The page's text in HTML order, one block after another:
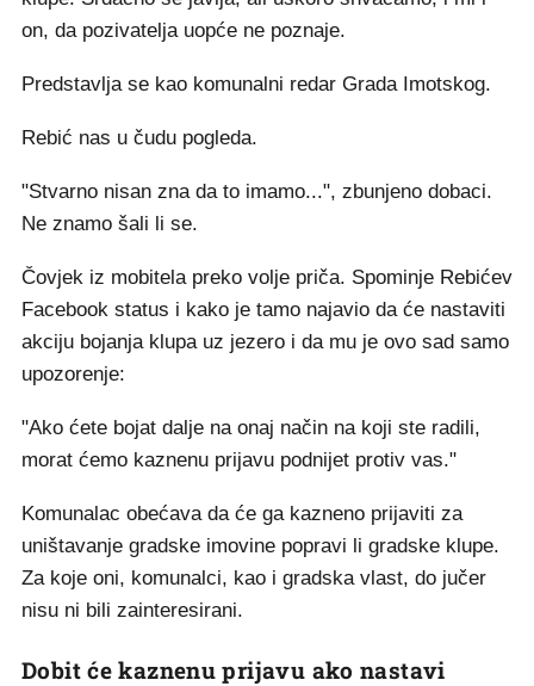
on, da pozivatelja uopće ne poznaje.
Predstavlja se kao komunalni redar Grada Imotskog.
Rebić nas u čudu pogleda.
"Stvarno nisan zna da to imamo...", zbunjeno dobaci.
Ne znamo šali li se.
Čovjek iz mobitela preko volje priča. Spominje Rebićev
Facebook status i kako je tamo najavio da će nastaviti
akciju bojanja klupa uz jezero i da mu je ovo sad samo
upozorenje:
"Ako ćete bojat dalje na onaj način na koji ste radili,
morat ćemo kaznenu prijavu podnijet protiv vas."
Komunalac obećava da će ga kazneno prijaviti za
uništavanje gradske imovine popravi li gradske klupe.
Za koje oni, komunalci, kao i gradska vlast, do jučer
nisu ni bili zainteresirani.
Dobit će kaznenu prijavu ako nastavi